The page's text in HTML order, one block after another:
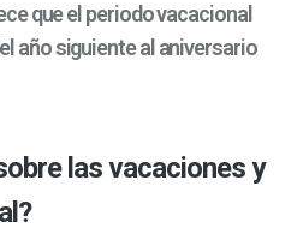
que el periodo vacacional
año siguiente al aniversario
las vacaciones y